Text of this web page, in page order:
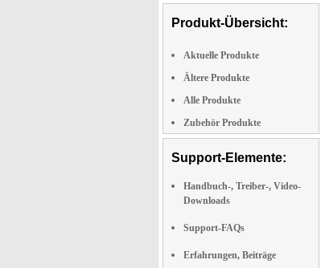
Produkt-Übersicht:
Aktuelle Produkte
Ältere Produkte
Alle Produkte
Zubehör Produkte
Support-Elemente:
Handbuch-, Treiber-, Video-
Downloads
Support-FAQs
Erfahrungen, Beiträge